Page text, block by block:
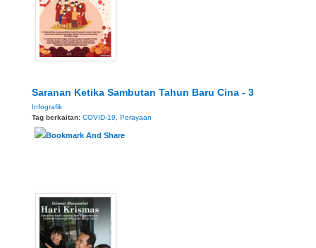
Saranan Ketika Sambutan Tahun Baru Cina - 3
Infografik
Tag berkaitan: COVID-19 Perayaan